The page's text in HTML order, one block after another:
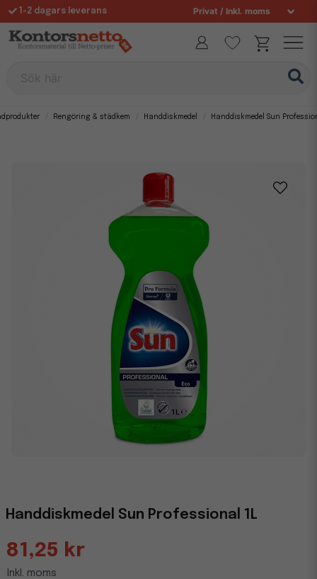
1-2 dagars leverans
Fri frakt över 995 kr
Rengöring & städkem Handdiskmedel Handdiskmedel Sun
Handdiskmedel Sun Professional 1L
81,25 kr
Inkl. moms